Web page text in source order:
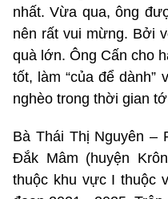
nhất. Vừa qua, ông
nên rất vui mừng. Bởi
quà lớn. Ông Cấn cho
tốt, làm “của để dành”
nghèo trong thời gian
Bà Thái Thị Nguyên –
Đắk Mâm (huyện
thuộc khu vực I thuộc